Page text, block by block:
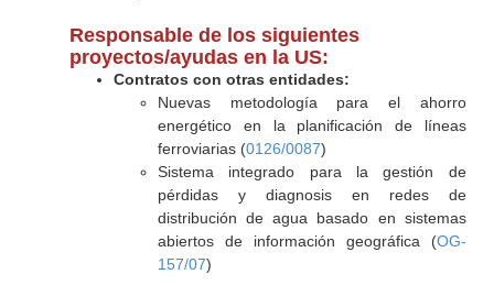
Responsable de los siguientes
proyectos/ayudas en la US:
Contratos con otras entidades:
Nuevas metodología para el ahorro
energético en la planificación de líneas
ferroviarias (0126/0087)
Sistema integrado para la gestión de
pérdidas y diagnosis en redes de
distribución de agua basado en sistemas
abiertos de información geográfica (OG-
157/07)